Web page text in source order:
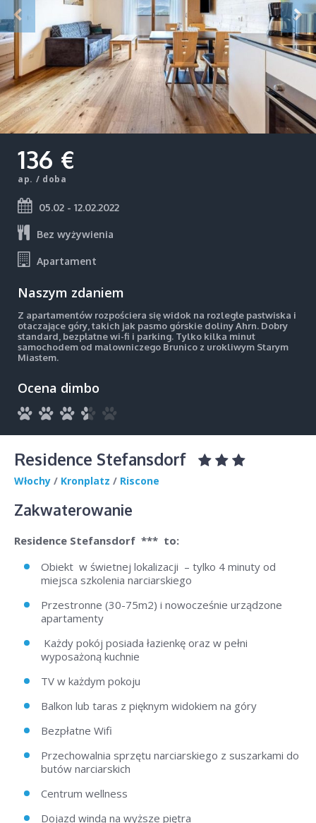
136 €
ap. / doba
05.02 - 12.02.2022
Bez wyżywienia
Apartament
Naszym zdaniem
Z apartamentów rozpościera się widok na rozległe pastwiska i
otaczające góry, takich jak pasmo górskie doliny Ahrn. Dobry
standard, bezpłatne wi-fi i parking. Tylko kilka minut
samochodem od malowniczego Brunico z urokliwym Starym
Miastem.
Ocena dimbo
Residence Stefansdorf
Włochy / Kronplatz / Riscone
Zakwaterowanie
Residence Stefansdorf *** to:
Obiekt w świetnej lokalizacji – tylko 4 minuty od
miejsca szkolenia narciarskiego
Przestronne (30-75m2) i nowocześnie urządzone
apartamenty
Każdy pokój posiada łazienkę oraz w pełni
wyposażoną kuchnie
TV w każdym pokoju
Balkon lub taras z pięknym widokiem na góry
Bezpłatne Wifi
Przechowalnia sprzętu narciarskiego z suszarkami do
butów narciarskich
Centrum wellness
Dojazd windą na wyższe piętra